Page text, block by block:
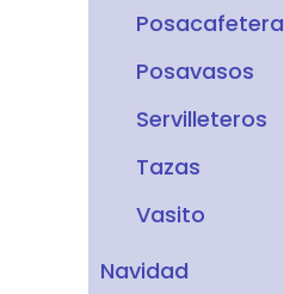
Posacafetera
Posavasos
Servilleteros
Tazas
Vasito
Navidad